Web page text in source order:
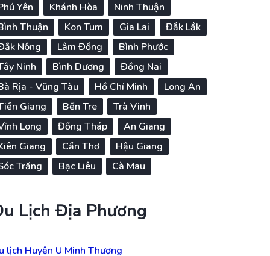
Yên
Khánh Hòa
Ninh Thuận
Thuận
Kon Tum Gia Lai
Đắk Lắk
Nông
Lâm Đồng
Bình Phước
Ninh
Bình Dương
Đồng Nai
Rịa - Vũng Tàu
Hồ Chí Minh
Long An
Giang
Bến Tre
Trà Vinh
Long
Đồng Tháp
An Giang
Giang
Cần Thơ
Hậu Giang
Trăng
Bạc Liêu Cà Mau
Lịch Địa Phương
lịch Huyện U Minh Thượng